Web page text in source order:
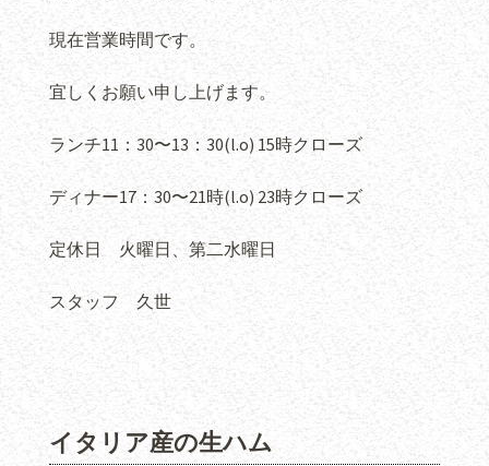
現在営業時間です。
宜しくお願い申し上げます。
ランチ11：30〜13：30(l.o) 15時クローズ
ディナー17：30〜21時(l.o) 23時クローズ
定休日 火曜日、第二水曜日
スタッフ 久世
イタリア産の生ハム